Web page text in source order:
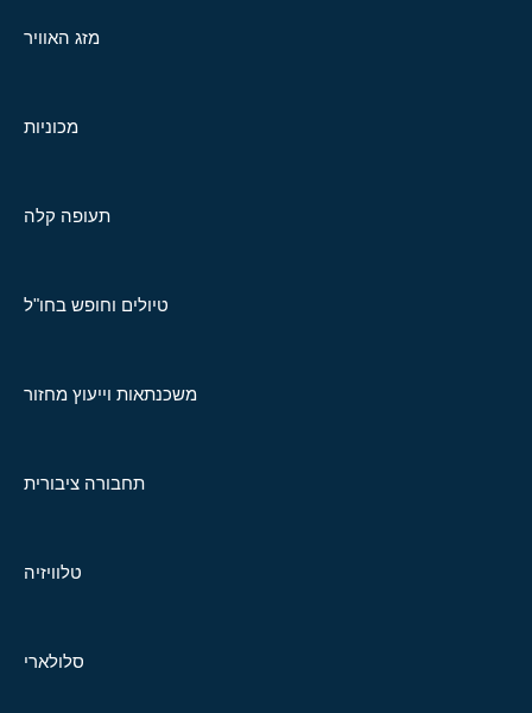
מזג האוויר
מכוניות
תעופה קלה
טיולים וחופש בחו"ל
משכנתאות וייעוץ מחזור
תחבורה ציבורית
טלוויזיה
סלולארי